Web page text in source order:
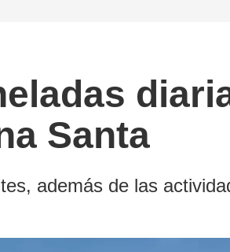
Santa
además de las